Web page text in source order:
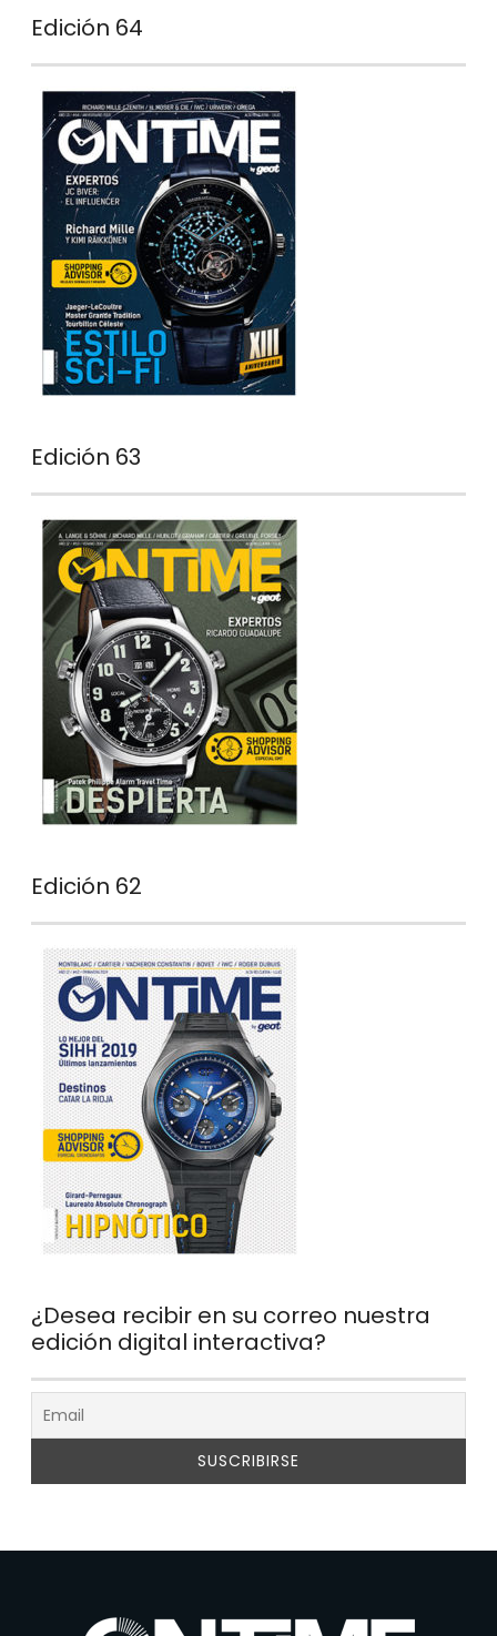
Edición 64
Edición 63
Edición 62
¿Desea recibir en su correo nuestra
edición digital interactiva?